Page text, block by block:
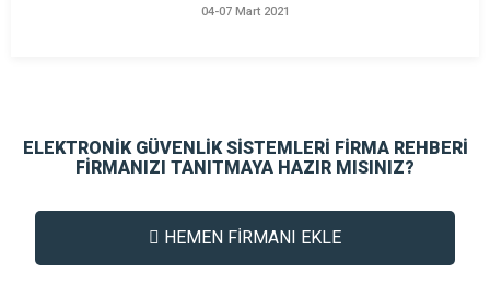
04-07 Mart 2021
ELEKTRONİK GÜVENLİK SİSTEMLERİ FİRMA REHBERİ
FİRMANIZI TANITMAYA HAZIR MISINIZ?
HEMEN FİRMANI EKLE